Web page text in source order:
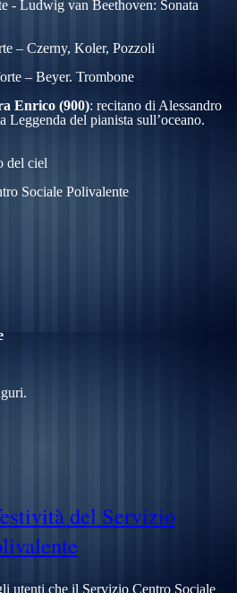
- Ludwig van Beethoven: Sonata
– Czerny, Koler, Pozzoli
– Beyer. Trombone
Enrico (900): recitano di Alessandro
del pianista sull’oceano.
del ciel
Sociale Polivalente
del Servizio
utenti che il Servizio Centro Sociale